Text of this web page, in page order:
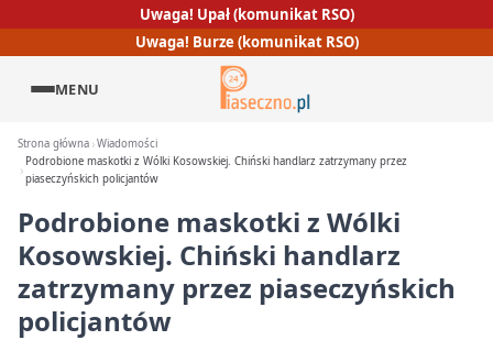
Uwaga! Upał (komunikat RSO)
Uwaga! Burze (komunikat RSO)
MENU
Strona główna Wiadomości
Podrobione maskotki z Wólki Kosowskiej. Chiński handlarz zatrzymany przez
piaseczyńskich policjantów
Podrobione maskotki z Wólki
Kosowskiej. Chiński handlarz
zatrzymany przez piaseczyńskich
policjantów